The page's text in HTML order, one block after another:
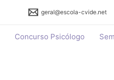
geral@escola-cvide.net
Concurso Psicólogo